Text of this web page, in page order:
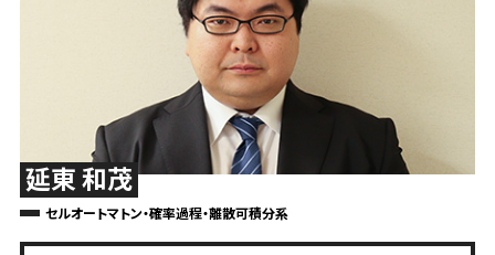
延東 和茂
セルオートマトン・確率過程・離散可積分系